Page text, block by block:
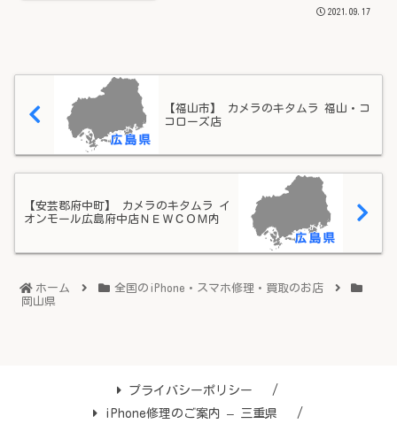
2021.09.17
【福山市】 カメラのキタムラ 福山・コ
コローズ店
【安芸郡府中町】 カメラのキタムラ イ
オンモール広島府中店ＮＥＷＣＯＭ内
ホーム
全国のiPhone・スマホ修理・買取のお店
岡山県
プライバシーポリシー
iPhone修理のご案内 – 三重県